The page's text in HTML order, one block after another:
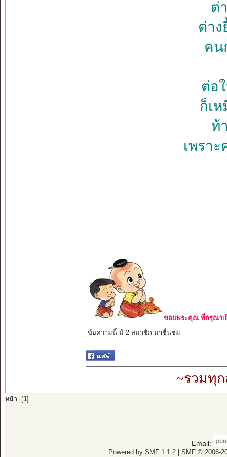
ต่
ต่า
คน
ต่อ
ก็เ
ท้
เพรา
ขอบพระคุณ ที่กรุณาเ
ข้อความนี้ มี 2 สมาชิก มาชื่นชม
~รวมทุ
หน้า: [ 1]
Email:
Powered by SMF 1.1.2| SMF © 2006-